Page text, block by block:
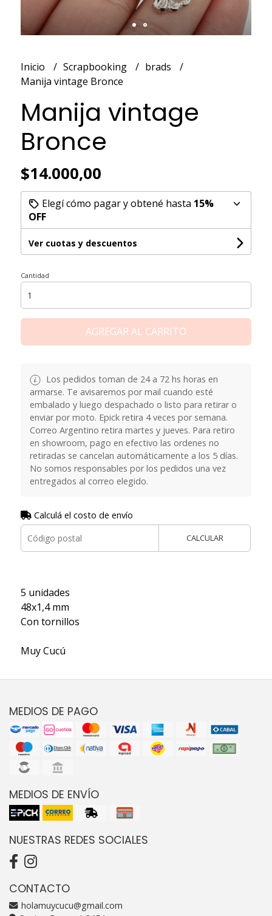
Inicio Scrapbooking
brads
Manija vintage Bronce
Manija vintage
Bronce
$14.000,00
Elegí cómo pagar y obtené hasta 15%
OFF
Ver cuotas y descuentos
Cantidad
AGREGAR AL CARRITO
Los pedidos toman de 24 a 72 hs horas en
armarse. Te avisaremos por mail cuando esté
embalado y luego despachado o listo para retirar o
enviar por moto. Epick retira 4 veces por semana.
Correo Argentino retira martes y jueves. Para retiro
en showroom, pago en efectivo las ordenes no
retiradas se cancelan automáticamente a los 5 días.
No somos responsables por los pedidos una vez
entregados al correo elegido.
Calculá el costo de envío
CALCULAR
5 unidades
48x1,4 mm
Con tornillos
Muy Cucú
MEDIOS DE PAGO
MEDIOS DE ENVÍO
NUESTRAS REDES SOCIALES
CONTACTO
holamuycucu@gmail.com